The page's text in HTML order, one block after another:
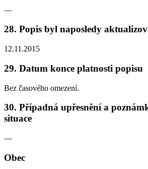
—
28. Popis byl naposledy
12.11.2015
29. Datum konce platnosti popisu
Bez časového omezení.
30. Případná upřesnění a
situace
—
Obec